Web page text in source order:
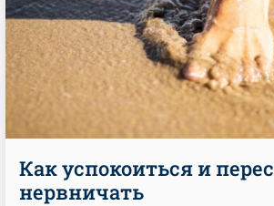
Как успокоиться и
нервничать